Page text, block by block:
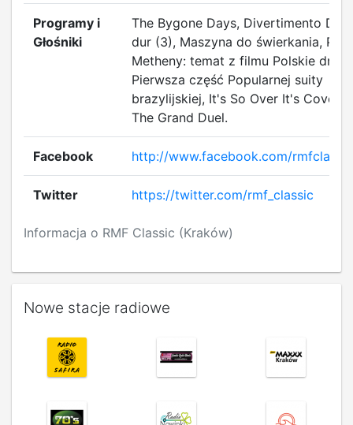
Informacja o RMF Classic (Kraków)
Programy i
Głośniki
The Bygone Days, Divertimento D-
dur (3), Maszyna do świerkania, Pat
Metheny: temat z filmu Polskie drogi,
Pierwsza część Popularnej suity
brazylijskiej, It's So Over It's Covert,
The Grand Duel.
Facebook http://www.facebook.com/
Twitter https://twitter.com/rmf_classic
Nowe stacje radiowe